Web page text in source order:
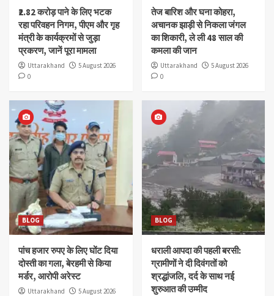
₹2.82 करोड़ पाने के लिए भटक
रहा परिवहन निगम, पीएम और गृह
मंत्री के कार्यक्रमों से जुड़ा
प्रकरण, जानें पूरा मामला
Uttarakhand
5 August 2026
0
तेज बारिश और घना कोहरा,
अचानक झाड़ी से निकला जंगल
का शिकारी, ले ली 48 साल की
कमला की जान
Uttarakhand
5 August 2026
0
BLOG
पांच हजार रुपए के लिए घोंट दिया
दोस्ती का गला, बेरहमी से किया
मर्डर, आरोपी अरेस्ट
Uttarakhand
5 August 2026
BLOG
धराली आपदा की पहली बरसी:
ग्रामीणों ने दी दिवंगतों को
श्रद्धांजलि, दर्द के साथ नई
शुरुआत की उम्मीद